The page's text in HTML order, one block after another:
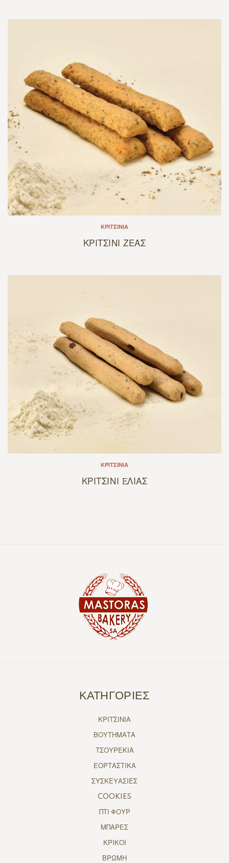
ΚΡΙΤΣΊΝΙΑ
ΚΡΙΤΣΙΝΙ ΖΕΑΣ
ΚΡΙΤΣΊΝΙΑ
ΚΡΙΤΣΙΝΙ EΛΙΑΣ
ΚΑΤΗΓΟΡΙΕΣ
ΚΡΙΤΣΙΝΙΑ
ΒΟΥΤΗΜΑΤΑ
ΤΣΟΥΡΕΚΙΑ
ΕΟΡΤΑΣΤΙΚΑ
ΣΥΣΚΕΥΑΣΙΕΣ
COOKIES
ΠΤΙ ΦΟΥΡ
ΜΠΑΡΕΣ
ΚΡΙΚΟΙ
ΒΡΩΜΗ